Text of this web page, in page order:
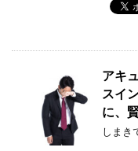
アキ
スイ
に、
しまき